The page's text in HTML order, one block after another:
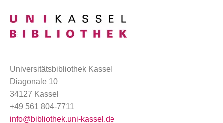
Universitätsbibliothek Kassel
Diagonale 10
34127 Kassel
+49 561 804-7711
info@bibliothek.uni-kassel.de